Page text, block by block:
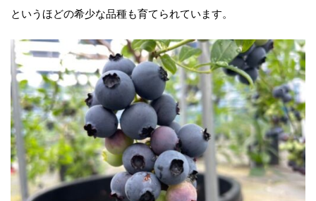
というほどの希少な品種も育てられています。